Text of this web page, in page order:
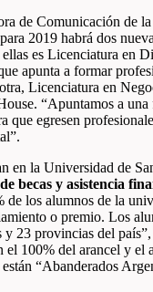
de Comunicación de
2019 habrá dos
es Licenciatura en
apunta a formar
Licenciatura en
“Apuntamos a una
que egresen
en la Universidad de
de becas y asistencia
de los alumnos de la
o premio. Los
y 23 provincias del
el 100% del arancel y el
“Abanderados